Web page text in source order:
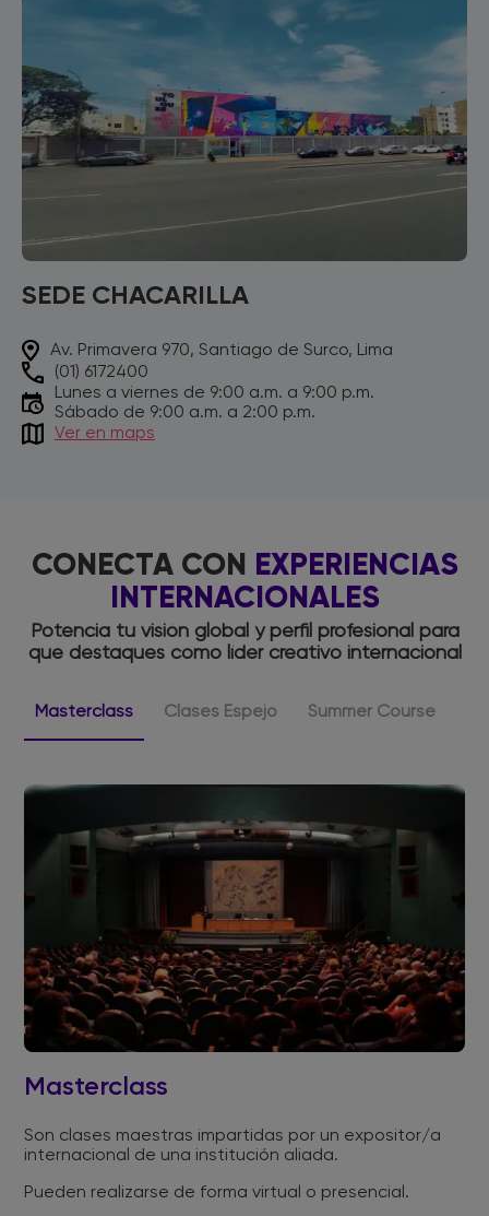
SEDE CHACARILLA
Av. Primavera 970, Santiago de Surco, Lima
(01) 6172400
Lunes a viernes de 9:00 a.m. a 9:00 p.m.
Sábado de 9:00 a.m. a 2:00 p.m.
Ver en maps
CONECTA CON EXPERIENCIAS
INTERNACIONALES
Potencia tu visión global y perfil profesional para
que destaques como líder creativo internacional
Masterclass Clases Espejo Summer Course
Masterclass
Son clases maestras impartidas por un expositor/a
internacional de una institución aliada.
Pueden realizarse de forma virtual o presencial.